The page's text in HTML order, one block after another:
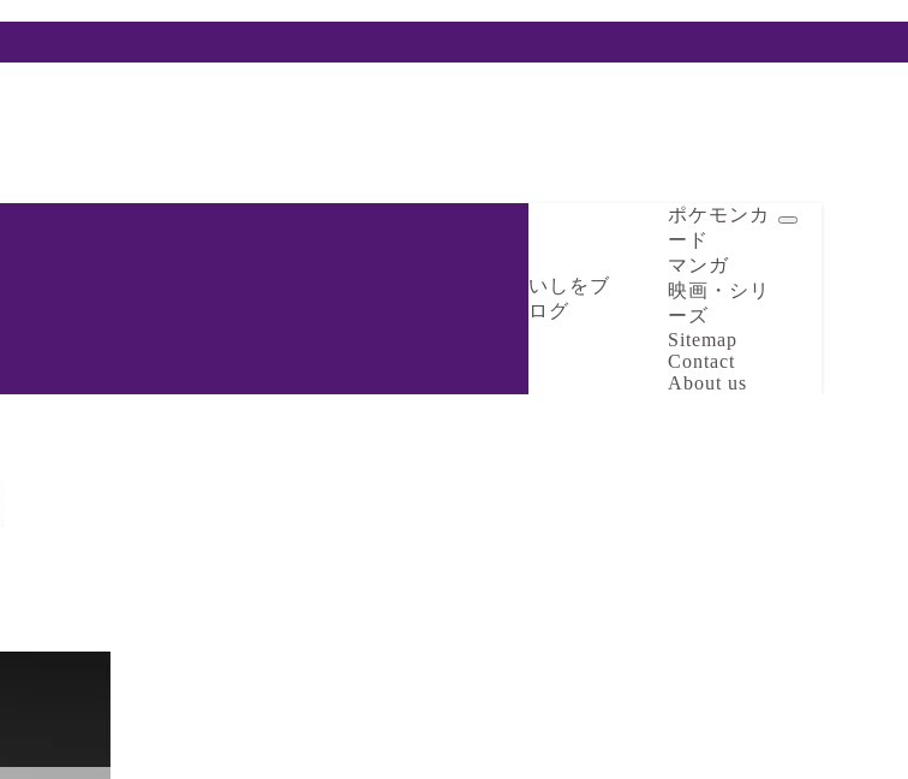
いしをブ
ログ
ポケモンカ
ード
マンガ
映画・シリ
ーズ
Sitemap
Contact
About us